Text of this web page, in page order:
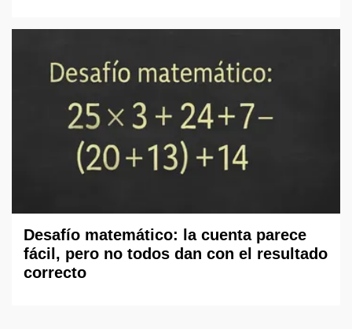
Desafío matemático: la cuenta parece
fácil, pero no todos dan con el resultado
correcto